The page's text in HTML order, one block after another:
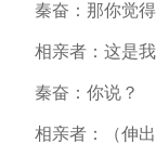
秦奋：那你觉得
相亲者：这是我
秦奋：你说？
相亲者：（伸出